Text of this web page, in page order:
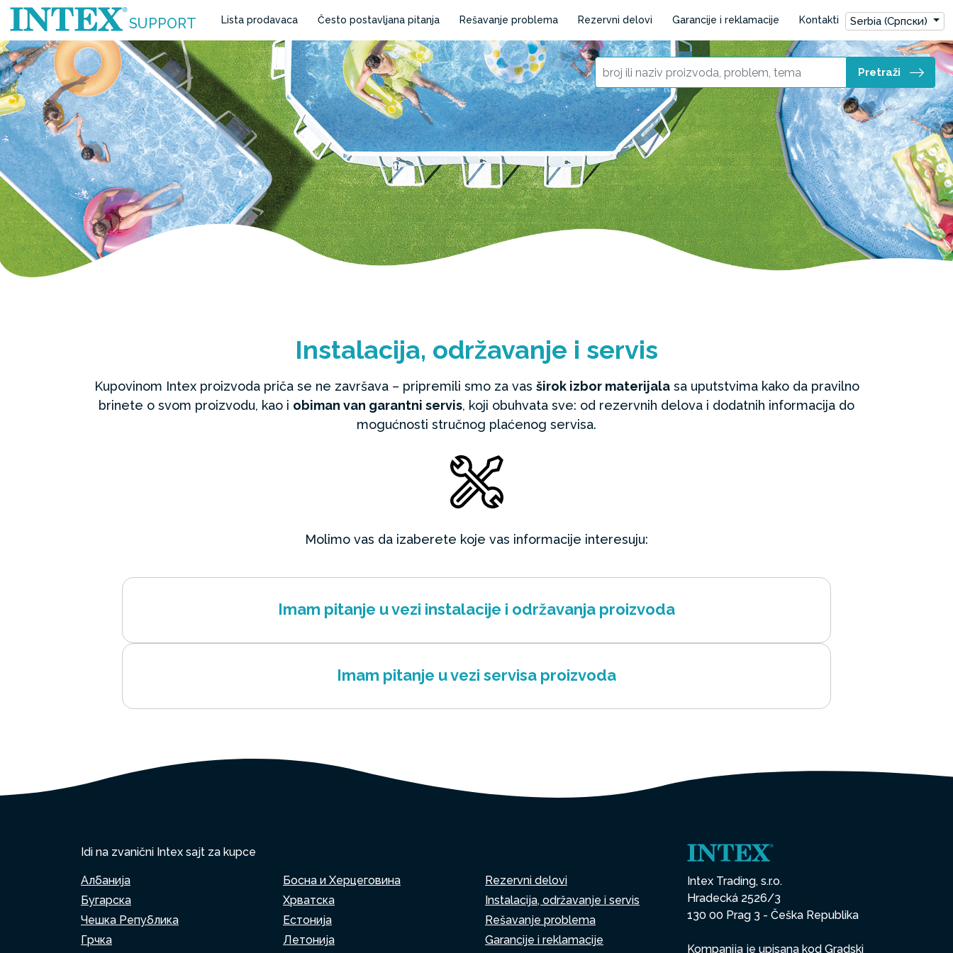
SUPPORT Lista prodavaca Često postavljana pitanja Rešavanje problema Rezervni delovi Garancije i reklamacije Kontakti Serbia (Српски)
Pretraži
Instalacija, održavanje i servis
Kupovinom Intex proizvoda priča se ne završava – pripremili smo za vas širok izbor materijalasa uputstvima kako da pravilno
brinete o svom proizvodu, kao i obiman van garantni servis, koji obuhvata sve: od rezervnih delova i dodatnih informacija do
mogućnosti stručnog plaćenog servisa.
Molimo vas da izaberete koje vas informacije interesuju:
Imam pitanje u vezi instalacije i održavanja proizvoda
Imam pitanje u vezi servisa proizvoda
Idi na zvanični Intex sajt za kupce
Албанија
Босна и Херцеговина
Бугарска
Хрватска
Чешка Република
Естонија
Грчка
Летонија
Rezervni delovi
Instalacija, održavanje i servis
Rešavanje problema
Garancije i reklamacije
Intex Trading, s.r.o.
Hradecká 2526/3
130 00 Prag 3 - Češka Republika
Kompanija je upisana kod Gradski